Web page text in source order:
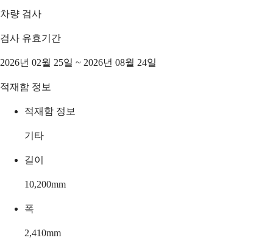
차량 검사
검사 유효기간
2026년 02월 25일 ~ 2026년 08월 24일
적재함 정보
적재함 정보
기타
길이
10,200mm
폭
2,410mm